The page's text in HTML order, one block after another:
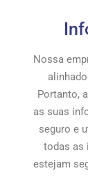
Nossa
Portanto,
as suas
seguro e
todas as
estejam